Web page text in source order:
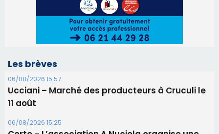
Corte – L’association A Nuciola organise une
projection sous les étoiles
Alata - Soirée Tango Argentin au stade de San
Benedetto
05/08/2026 09:53
Biguglia : messe de la Sainte-Marie et
procession le 14 août